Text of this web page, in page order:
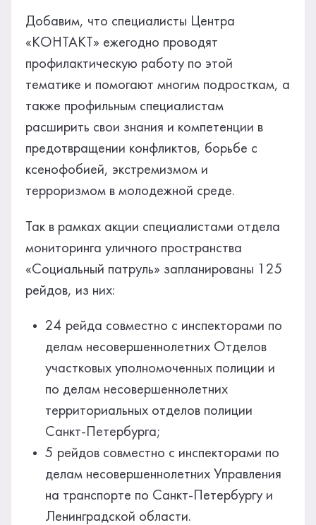
Добавим, что специалисты Центра
«КОНТАКТ» ежегодно проводят
профилактическую работу по этой
тематике и помогают многим подросткам, а
также профильным специалистам
расширить свои знания и компетенции в
предотвращении конфликтов, борьбе с
ксенофобией, экстремизмом и
терроризмом в молодежной среде.
Так в рамках акции специалистами отдела
мониторинга уличного пространства
«Социальный патруль» запланированы 125
рейдов, из них:
24 рейда совместно с инспекторами по
делам несовершеннолетних Отделов
участковых уполномоченных полиции и
по делам несовершеннолетних
территориальных отделов полиции
Санкт-Петербурга;
5 рейдов совместно с инспекторами по
делам несовершеннолетних Управления
на транспорте по Санкт-Петербургу и
Ленинградской области.